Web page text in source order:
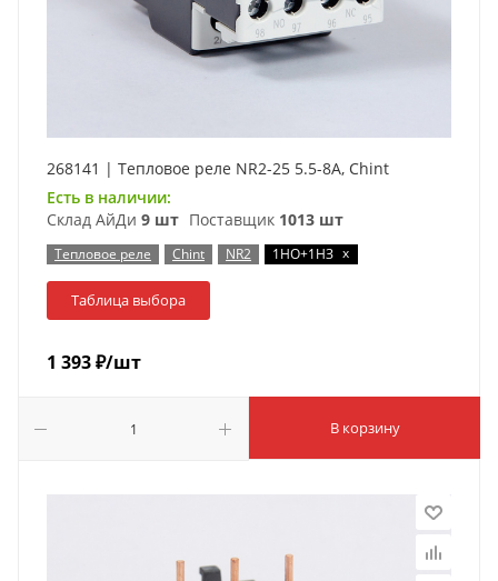
268141 | Тепловое реле NR2-25 5.5-8А, Chint
Есть в наличии:
Склад АйДи 9 шт Поставщик 1013 шт
Тепловое реле Chint NR2 1НО+1НЗ x
Таблица выбора
1 393₽/шт
В корзину